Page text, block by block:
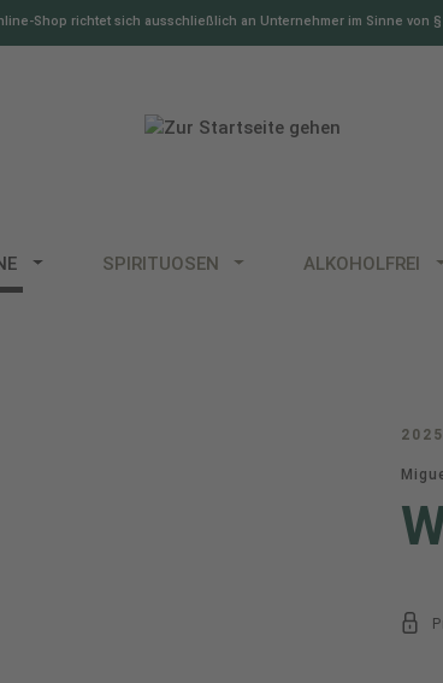
Shop richtet sich ausschließlich an Unternehmer im Sinne von §
SPIRITUOSEN ALKOHOLFREI
2025